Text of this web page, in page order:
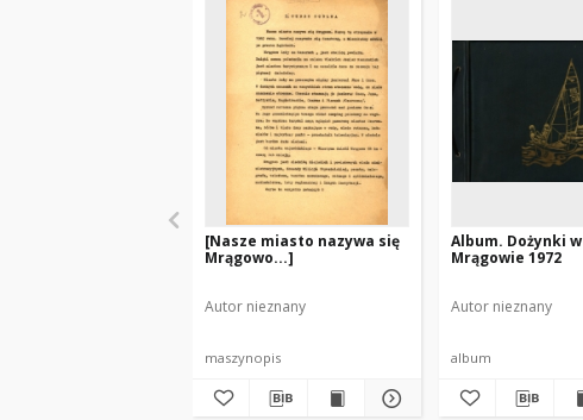
[Nasze miasto nazywa się
Mrągowo...]
Autor nieznany
maszynopis
Album. Dożynki w
Mrągowie 1972
Autor nieznany
album